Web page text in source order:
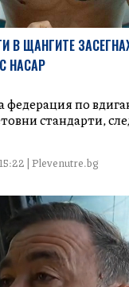
В ЩАНГИТЕ
НАСАР
по
стандарти,
| Plevenutre.bg